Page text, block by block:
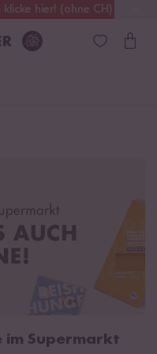
hier! (ohne CH)
Kostenloser Versand
im Supermarkt